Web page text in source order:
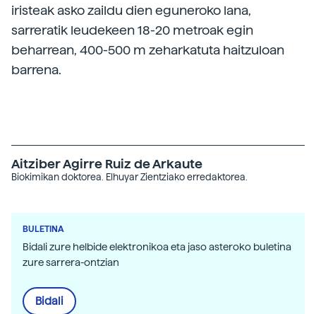
iristeak asko zaildu dien eguneroko lana,
sarreratik leudekeen 18-20 metroak egin
beharrean, 400-500 m zeharkatuta haitzuloan
barrena.
Aitziber Agirre Ruiz de Arkaute
Biokimikan doktorea. Elhuyar Zientziako erredaktorea.
BULETINA
Bidali zure helbide elektronikoa eta jaso asteroko buletina
zure sarrera-ontzian
Bidali